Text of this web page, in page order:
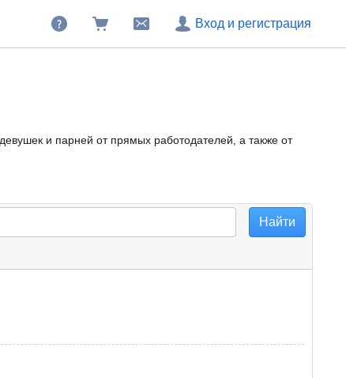
Вход и регистрация
и парней от прямых работодателей, а также от